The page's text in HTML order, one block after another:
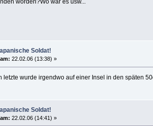
worden?Wo war es usw...
Soldat!
22.02.06 (13:38) »
letzte wurde irgendwo auf einer Insel in den späten
Soldat!
22.02.06 (14:41) »